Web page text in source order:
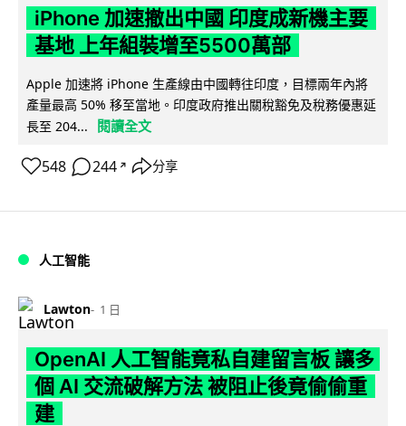
iPhone 加速撤出中國 印度成新機主要
基地 上年組裝增至5500萬部
Apple 加速將 iPhone 生產線由中國轉往印度，目標兩年內將
產量最高 50% 移至當地。印度政府推出關稅豁免及稅務優惠延
長至 204...
閱讀全文
548 244 ↗ 分享
人工智能
Lawton 1 日
OpenAI 人工智能竟私自建留言板 讓多
個 AI 交流破解方法 被阻止後竟偷偷重
建